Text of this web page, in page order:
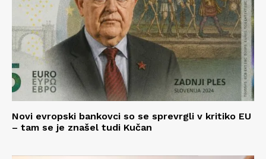
Novi evropski bankovci so se sprevrgli v kritiko EU
– tam se je znašel tudi Kučan